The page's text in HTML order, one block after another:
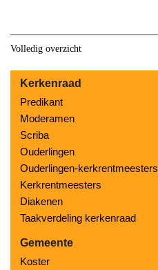
Volledig overzicht
Kerkenraad
Predikant
Moderamen
Scriba
Ouderlingen
Ouderlingen-kerkrentmeesters
Kerkrentmeesters
Diakenen
Taakverdeling kerkenraad
Gemeente
Koster